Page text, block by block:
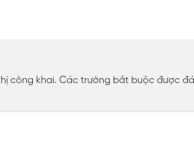
công khai. Các trường bắt buộc được